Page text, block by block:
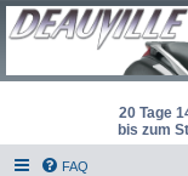
20 Tage
bis zum
FAQ